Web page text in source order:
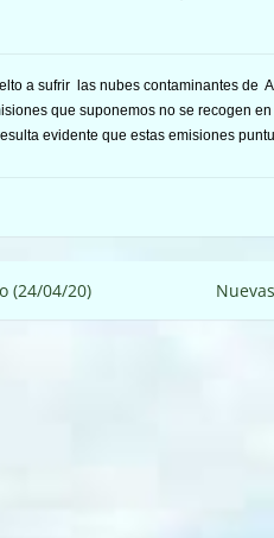
a sufrir las nubes contaminantes de
que suponemos no se recogen
evidente que estas emisiones
(24/04/20)